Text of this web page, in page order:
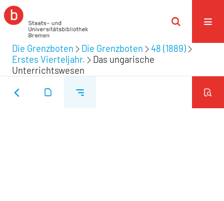
Die Grenzboten Die Grenzboten
48 (1889)
Erstes Vierteljahr.
Das ungarische
Unterrichtswesen